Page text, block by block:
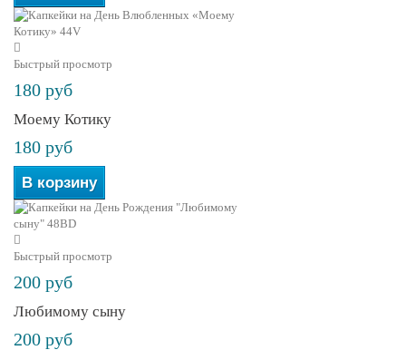
Быстрый просмотр
180 руб
Моему Котику
180 руб
В корзину
Быстрый просмотр
200 руб
Любимому сыну
200 руб